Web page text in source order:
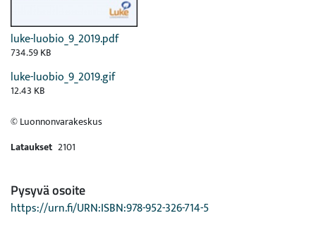
luke-luobio_9_2019.pdf
734.59 KB
luke-luobio_9_2019.gif
12.43 KB
© Luonnonvarakeskus
Lataukset 2101
Pysyvä osoite
https://urn.fi/URN:ISBN:978-952-326-714-5